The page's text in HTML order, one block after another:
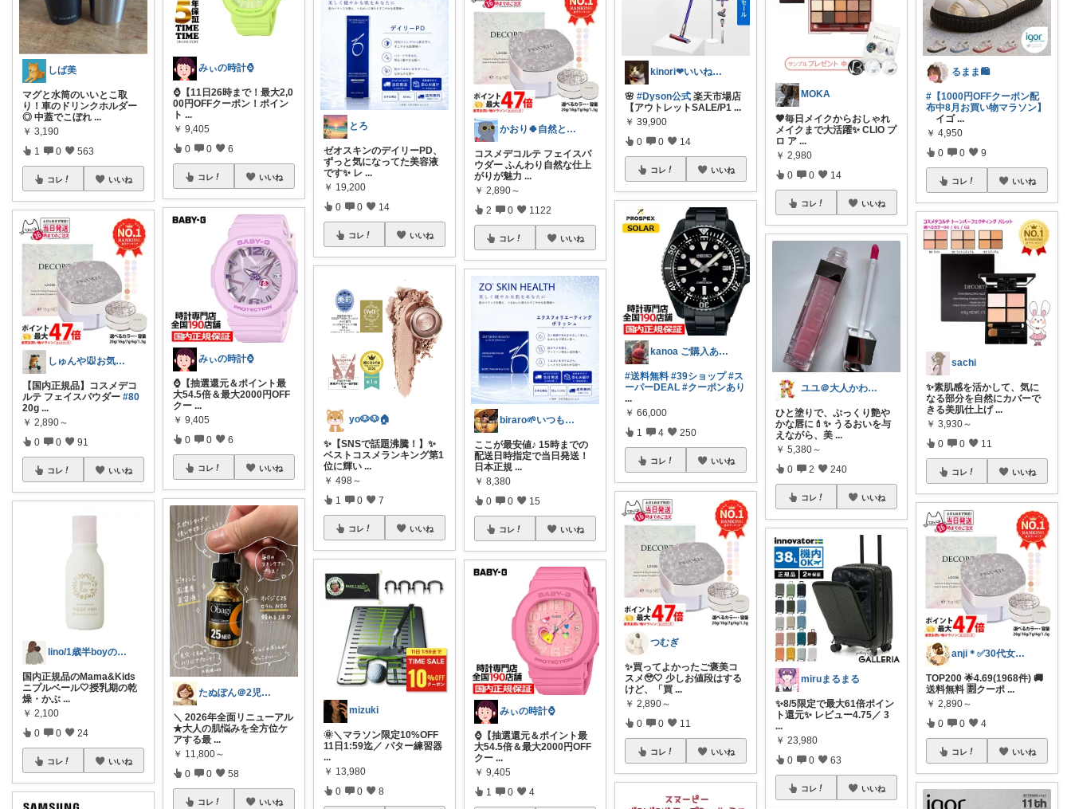
しば美
マグと水筒のいいとこ取
り！車のドリンクホルダー
◎ 中蓋でこぼれ ...
￥ 3,190
1 0 563
コレ いいね
しゅんや🐭お気に入りアイテム
【国内正規品】コスメデコ
ルテ フェイスパウダー #80
20g ...
￥ 2,890～
0 0 91
コレ いいね
lino/1歳半boyのママ
国内正規品のMama&Kids
ニプルベール🤍授乳期の乾
燥・かぶ ...
￥ 2,100
0 0 24
コレ いいね
みぃの時計⌚
⌚【11日26時まで！最大2,0
00円OFFクーポン！ポイン
ト ...
￥ 9,405
0 0 6
コレ いいね
みぃの時計⌚
⌚【抽選還元＆ポイント最
大54.5倍＆最大2000円OFF
クー ...
￥ 9,405
0 0 6
コレ いいね
たぬぽん＠2児のワーママ
＼ 2026年全面リニューアル
★大人の肌悩みを全方位ケ
アする最 ...
￥ 11,800～
0 0 58
コレ いいね
とろ
ゼオスキンのデイリーPD、
ずっと気になってた美容液
です✨ レ ...
￥ 19,200
0 0 14
コレ いいね
yo🐶🐶🏠
✨【SNSで話題沸騰！】✨
ベストコスメランキング第1
位に輝い ...
￥ 498～
1 0 7
コレ いいね
mizuki
🌞＼マラソン限定10%OFF
11日1:59迄／ パター練習器
...
￥ 13,980
0 0 8
かおり🍀自然とやさしい暮らし🐑🍀
コスメデコルテ フェイスパ
ウダー ふんわり自然な仕上
がりが魅力 ...
￥ 2,890～
2 0 1122
コレ いいね
biraro🌱いつもありがとう♡
ここが最安値♪ 15時までの
配送日時指定で当日発送！
日本正規 ...
￥ 8,380
0 0 15
コレ いいね
みぃの時計⌚
⌚【抽選還元＆ポイント最
大54.5倍＆最大2000円OFF
クー ...
￥ 9,405
1 0 4
kinori❤︎いいねご購入感謝です💝
🌸#Dyson公式 楽天市場店
【アウトレットSALE/P1 ...
￥ 39,900
0 0 14
コレ いいね
kanoa ご購入ありがとうございます
#送料無料 #39ショップ #ス
ーパーDEAL #クーポンあり
...
￥ 66,000
1 4 250
コレ いいね
つむぎ
✨買ってよかったご褒美コ
スメ🥹🤍 少しお値段はする
けど、「買 ...
￥ 2,890～
0 0 11
コレ いいね
MOKA
🤎毎日メイクからおしゃれ
メイクまで大活躍✨ CLIO プ
ロ ア ...
￥ 2,980
0 0 14
コレ いいね
ユユ＠大人かわいいものスキ♡
ひと塗りで、ぷっくり艶や
かな唇に💄✨ うるおいを与
えながら、美 ...
￥ 5,380～
0 2 240
コレ いいね
miruまるまる
✨8/5限定で最大61倍ポイン
ト還元✨ レビュー4.75／ 3
...
￥ 23,980
0 0 63
コレ いいね
るまま🛍️
#【1000円OFFクーポン配
布中8月お買い物マラソン】
イゴ ...
￥ 4,950
0 0 9
コレ いいね
sachi
✨素肌感を活かして、気に
なる部分を自然にカバーで
きる美肌仕上げ ...
￥ 3,930～
0 0 11
コレ いいね
anji＊✅30代女性売上ランキング🏆
TOP200 🌟4.69(1968件) 🚚
送料無料 🈹クーポ ...
￥ 2,890～
0 0 4
コレ いいね